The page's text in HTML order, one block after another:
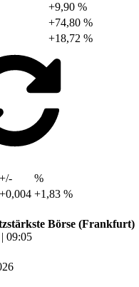
+9,90 %
+74,80 %
+18,72 %
+/-
%
+0,004 +1,83 %
Börse (Frankfurt)
09:05